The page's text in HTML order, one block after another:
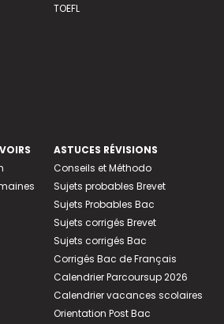
TOEFL
ASTUCES RÉVISIONS
Conseils et Méthodo
Sujets probables Brevet
Sujets Probables Bac
Sujets corrigés Brevet
Sujets corrigés Bac
Corrigés Bac de Français
Calendrier Parcoursup 2026
Calendrier vacances scolaires
Orientation Post Bac